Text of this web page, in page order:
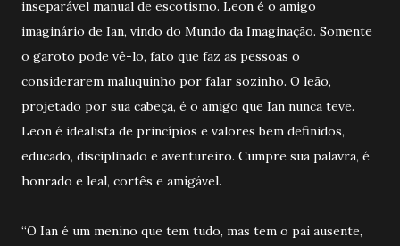
inseparável manual de escotismo. Leon é o amigo
imaginário de Ian, vindo do Mundo da Imaginação. Somente
o garoto pode vê-lo, fato que faz as pessoas o
considerarem maluquinho por falar sozinho. O leão,
projetado por sua cabeça, é o amigo que Ian nunca teve.
Leon é idealista de princípios e valores bem definidos,
educado, disciplinado e aventureiro. Cumpre sua palavra, é
honrado e leal, cortês e amigável.
“O Ian é um menino que tem tudo, mas tem o pai ausente,